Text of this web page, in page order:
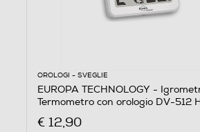
OROLOGI - SVEGLIE
EUROPA TECHNOLOGY -
Termometro con orologio DV-512
€ 12,90